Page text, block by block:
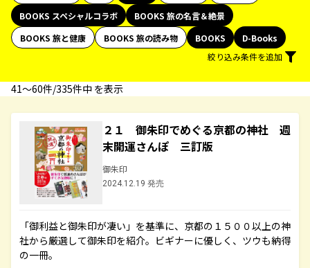
BOOKS スペシャルコラボ
BOOKS 旅の名言＆絶景
BOOKS 旅と健康
BOOKS 旅の読み物 BOOKS
D-Books
絞り込み条件を追加
41〜60件/335件中 を表示
２１ 御朱印でめぐる京都の神社 週
末開運さんぽ 三訂版
御朱印
2024.12.19 発売
「御利益と御朱印が凄い」を基準に、京都の１５００以上の神
社から厳選して御朱印を紹介。ビギナーに優しく、ツウも納得
の一冊。